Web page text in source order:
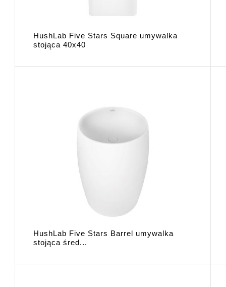
HushLab Five Stars Square umywalka
stojąca 40x40
HushLab Five Stars Barrel umywalka
stojąca śred...